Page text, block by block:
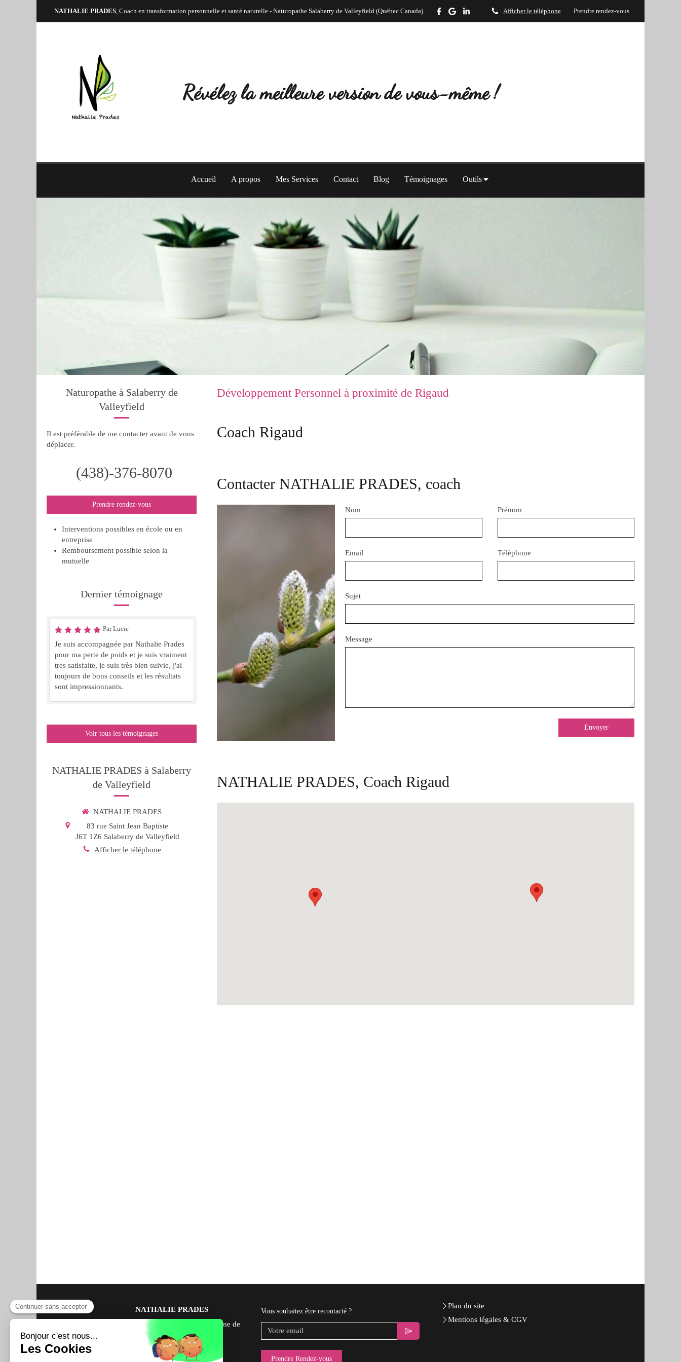
NATHALIE PRADES, Coach en transformation personnelle et santé naturelle - Naturopathe Salaberry de Valleyfield (Québec Canada) Prendre rendez-vous
Afficher le téléphone
Révélez la meilleure version de vous-même !
Accueil A propos Mes Services Contact Blog Témoignages Outils
Développement Personnel à proximité de Rigaud
Coach Rigaud
Contacter NATHALIE PRADES, coach
Nom Prénom
Email Téléphone
Sujet
Message
Envoyer
NATHALIE PRADES, Coach Rigaud
Naturopathe à Salaberry de
Valleyfield
Il est préférable de me contacter avant de vous
déplacer.
(438)-376-8070
Prendre rendez-vous
Interventions possibles en école ou en
entreprise
Remboursement possible selon la
mutuelle
Dernier témoignage
Par Lucie
Je suis accompagnée par Nathalie Prades
pour ma perte de poids et je suis vraiment
tres satisfaite, je suis très bien suivie, j'ai
toujours de bons conseils et les résultats
sont impressionnants.
Voir tous les témoignages
NATHALIE PRADES à Salaberry
de Valleyfield
NATHALIE PRADES
83 rue Saint Jean Baptiste
J6T 1Z6 Salaberry de Valleyfield
Afficher le téléphone
NATHALIE PRADES
Coach exécutive en bien-être et hygiène de
vie, Experte en santé naturelle et
transformation personnelle
Vous souhaitez être recontacté ?
Votre email
Prendre Rendez-vous
Plan du site
Mentions légales & CGV